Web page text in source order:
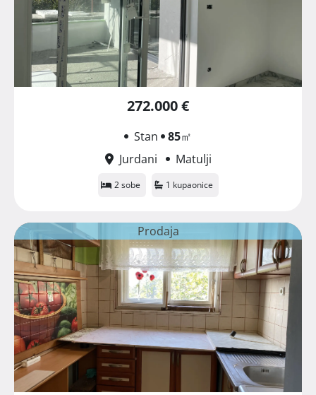
272.000 €
Stan 85㎡
Jurdani
Matulji
2 sobe 1 kupaonice
Prodaja